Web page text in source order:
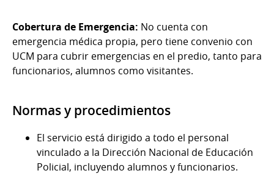
Cobertura de Emergencia: No cuenta con
emergencia médica propia, pero tiene convenio con
UCM para cubrir emergencias en el predio, tanto para
funcionarios, alumnos como visitantes.
Normas y procedimientos
El servicio está dirigido a todo el personal
vinculado a la Dirección Nacional de Educación
Policial, incluyendo alumnos y funcionarios.